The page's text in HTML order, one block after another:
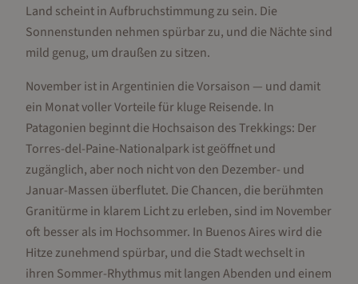
Land scheint in Aufbruchstimmung zu sein. Die
Sonnenstunden nehmen spürbar zu, und die Nächte sind
mild genug, um draußen zu sitzen.
November ist in Argentinien die Vorsaison — und damit
ein Monat voller Vorteile für kluge Reisende. In
Patagonien beginnt die Hochsaison des Trekkings: Der
Torres-del-Paine-Nationalpark ist geöffnet und
zugänglich, aber noch nicht von den Dezember- und
Januar-Massen überflutet. Die Chancen, die berühmten
Granitürme in klarem Licht zu erleben, sind im November
oft besser als im Hochsommer. In Buenos Aires wird die
Hitze zunehmend spürbar, und die Stadt wechselt in
ihren Sommer-Rhythmus mit langen Abenden und einem